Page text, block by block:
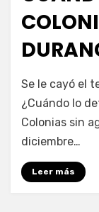
por Fernando
Se le cayó el
¿Cuándo lo
Colonias sin
diciembre…
Leer más